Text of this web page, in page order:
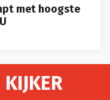
met hoogste